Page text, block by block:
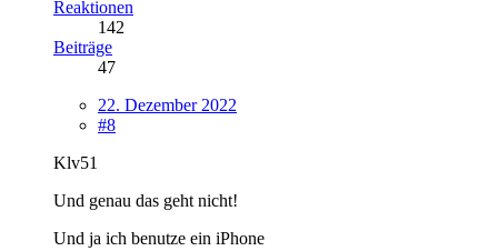
Reaktionen
142
Beiträge
47
22. Dezember 2022
#8
Klv51
Und genau das geht nicht!
Und ja ich benutze ein iPhone